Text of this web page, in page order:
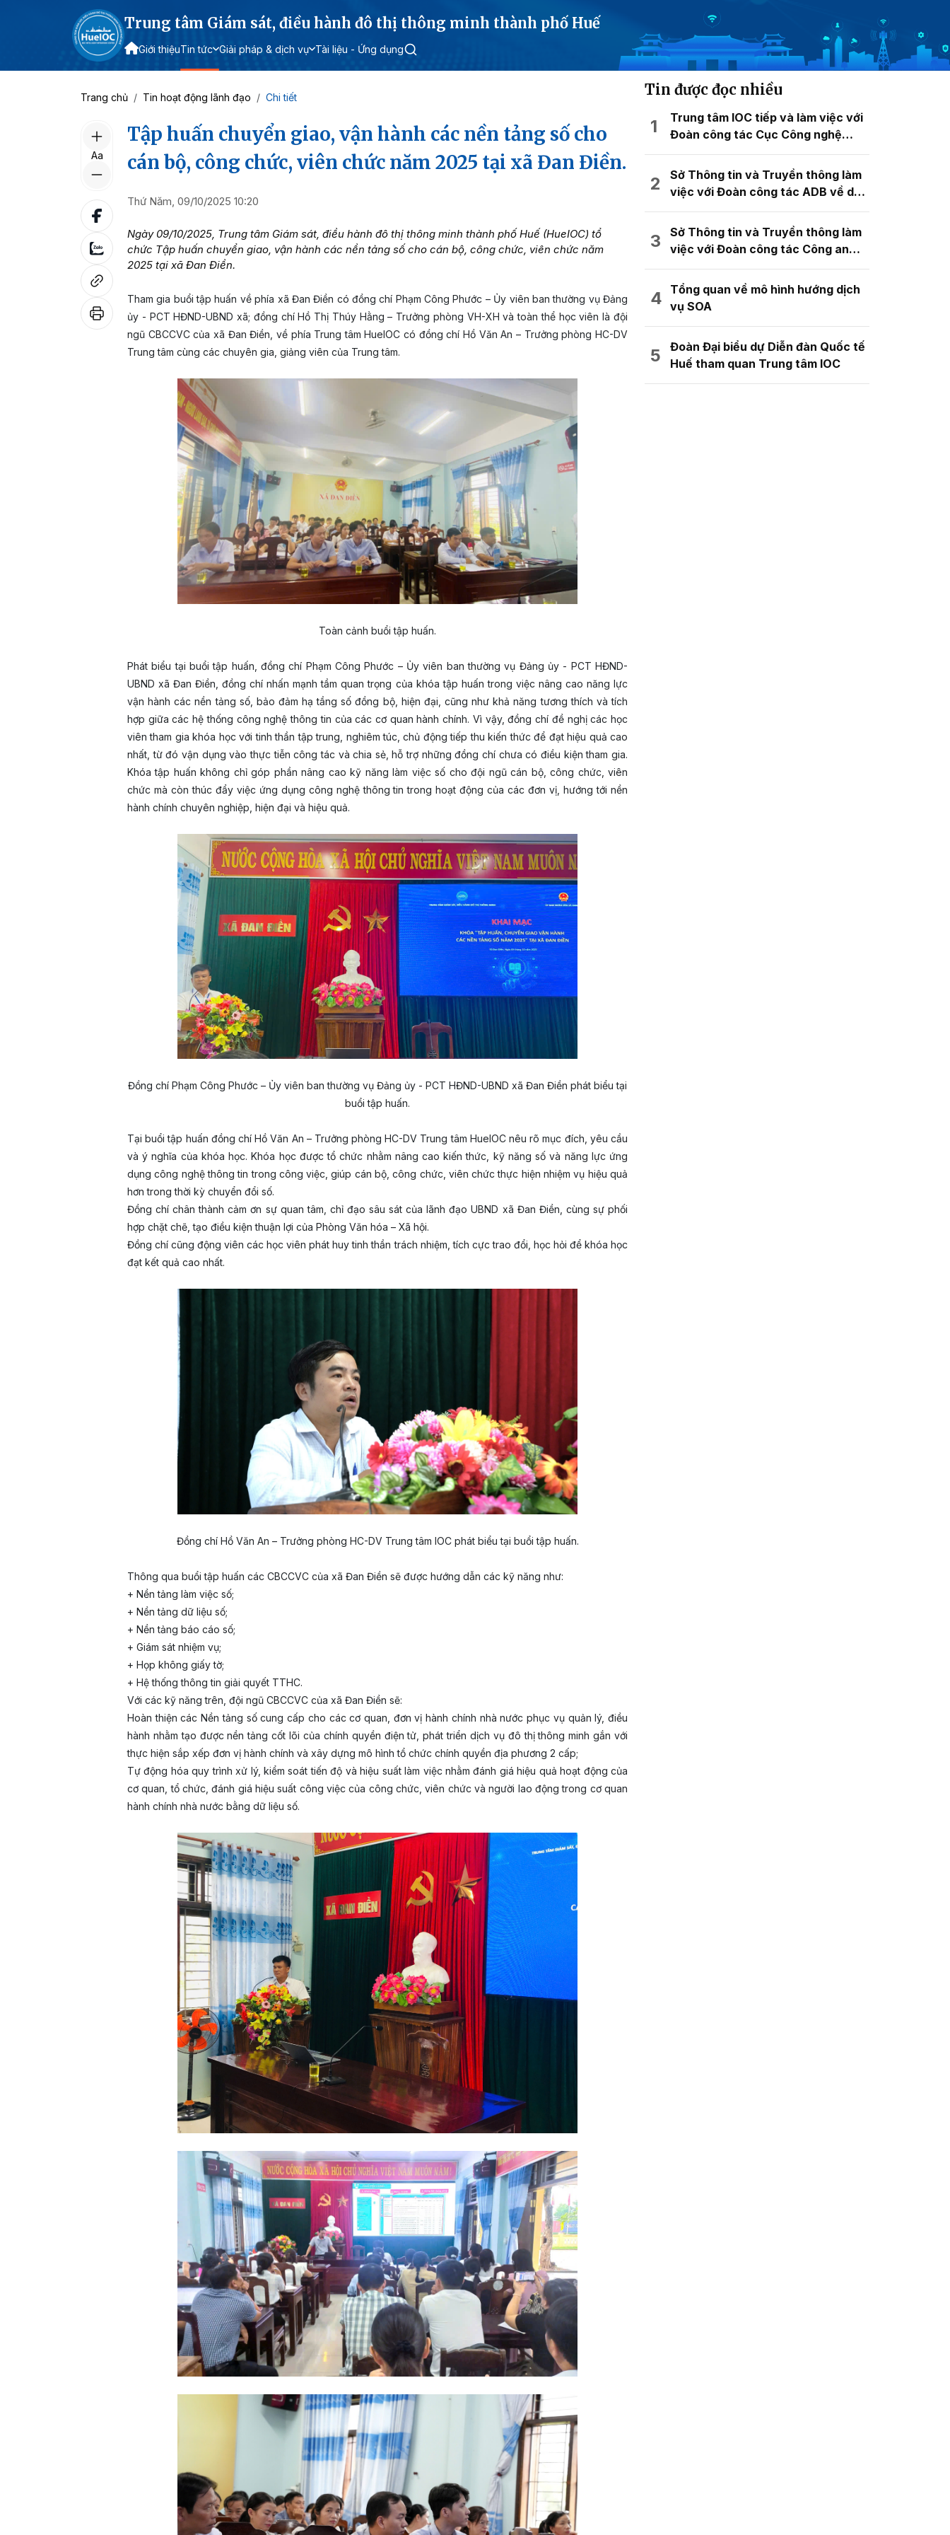
Trung tâm Giám sát, điều hành đô thị thông minh thành phố Huế
Giới thiệuTin tức Giải pháp & dịch vụ Tài liệu - Ứng dụng
Trang chủ Tin hoạt động lãnh đạo Chi tiết
Aa
Tập huấn chuyển giao, vận hành các nền tảng số cho
cán bộ, công chức, viên chức năm 2025 tại xã Đan Điền.
Thứ Năm, 09/10/2025 10:20
Ngày 09/10/2025, Trung tâm Giám sát, điều hành đô thị thông minh thành phố Huế (HueIOC) tổ
chức Tập huấn chuyển giao, vận hành các nền tảng số cho cán bộ, công chức, viên chức năm
2025 tại xã Đan Điền.
Tham gia buổi tập huấn về phía xã Đan Điền có đồng chí Phạm Công Phước – Ủy viên ban thường vụ Đảng
ủy - PCT HĐND-UBND xã; đồng chí Hồ Thị Thúy Hằng – Trưởng phòng VH-XH và toàn thể học viên là đội
ngũ CBCCVC của xã Đan Điền, về phía Trung tâm HueIOC có đồng chí Hồ Văn An – Trưởng phòng HC-DV
Trung tâm cùng các chuyên gia, giảng viên của Trung tâm.
Toàn cảnh buổi tập huấn.
Phát biểu tại buổi tập huấn, đồng chí Phạm Công Phước – Ủy viên ban thường vụ Đảng ủy - PCT HĐND-
UBND xã Đan Điền, đồng chí nhấn mạnh tầm quan trọng của khóa tập huấn trong việc nâng cao năng lực
vận hành các nền tảng số, bảo đảm hạ tầng số đồng bộ, hiện đại, cũng như khả năng tương thích và tích
hợp giữa các hệ thống công nghệ thông tin của các cơ quan hành chính. Vì vậy, đồng chí đề nghị các học
viên tham gia khóa học với tinh thần tập trung, nghiêm túc, chủ động tiếp thu kiến thức để đạt hiệu quả cao
nhất, từ đó vận dụng vào thực tiễn công tác và chia sẻ, hỗ trợ những đồng chí chưa có điều kiện tham gia.
Khóa tập huấn không chỉ góp phần nâng cao kỹ năng làm việc số cho đội ngũ cán bộ, công chức, viên
chức mà còn thúc đẩy việc ứng dụng công nghệ thông tin trong hoạt động của các đơn vị, hướng tới nền
hành chính chuyên nghiệp, hiện đại và hiệu quả.
Đồng chí Phạm Công Phước – Ủy viên ban thường vụ Đảng ủy - PCT HĐND-UBND xã Đan Điền phát biểu tại
buổi tập huấn.
Tại buổi tập huấn đồng chí Hồ Văn An – Trưởng phòng HC-DV Trung tâm HueIOC nêu rõ mục đích, yêu cầu
và ý nghĩa của khóa học. Khóa học được tổ chức nhằm nâng cao kiến thức, kỹ năng số và năng lực ứng
dụng công nghệ thông tin trong công việc, giúp cán bộ, công chức, viên chức thực hiện nhiệm vụ hiệu quả
hơn trong thời kỳ chuyển đổi số.
Đồng chí chân thành cảm ơn sự quan tâm, chỉ đạo sâu sát của lãnh đạo UBND xã Đan Điền, cùng sự phối
hợp chặt chẽ, tạo điều kiện thuận lợi của Phòng Văn hóa – Xã hội.
Đồng chí cũng động viên các học viên phát huy tinh thần trách nhiệm, tích cực trao đổi, học hỏi để khóa học
đạt kết quả cao nhất.
Đồng chí Hồ Văn An – Trưởng phòng HC-DV Trung tâm IOC phát biểu tại buổi tập huấn.
Thông qua buổi tập huấn các CBCCVC của xã Đan Điền sẽ được hướng dẫn các kỹ năng như:
+ Nền tảng làm việc số;
+ Nền tảng dữ liệu số;
+ Nền tảng báo cáo số;
+ Giám sát nhiệm vụ;
+ Họp không giấy tờ;
+ Hệ thống thông tin giải quyết TTHC.
Với các kỹ năng trên, đội ngũ CBCCVC của xã Đan Điền sẽ:
Hoàn thiện các Nền tảng số cung cấp cho các cơ quan, đơn vị hành chính nhà nước phục vụ quản lý, điều
hành nhằm tạo được nền tảng cốt lõi của chính quyền điện tử, phát triển dịch vụ đô thị thông minh gắn với
thực hiện sắp xếp đơn vị hành chính và xây dựng mô hình tổ chức chính quyền địa phương 2 cấp;
Tự động hóa quy trình xử lý, kiểm soát tiến độ và hiệu suất làm việc nhằm đánh giá hiệu quả hoạt động của
cơ quan, tổ chức, đánh giá hiệu suất công việc của công chức, viên chức và người lao động trong cơ quan
hành chính nhà nước bằng dữ liệu số.
Tin được đọc nhiều
Trung tâm IOC tiếp và làm việc với
Đoàn công tác Cục Công nghệ
thông tin, Bộ Tư pháp đến tham
quan và trao đổi kinh nghiệm về mô
hình chuyển đổi số
Sở Thông tin và Truyền thông làm
việc với Đoàn công tác ADB về dự
án hỗ trợ kỹ thuật “Mô hình đô thị
kỹ thuật số thông minh cho quy
hoạch không gian đô thị”
Sở Thông tin và Truyền thông làm
việc với Đoàn công tác Công an
thành phố Hải Phòng
Tổng quan về mô hình hướng dịch
vụ SOA
Đoàn Đại biểu dự Diễn đàn Quốc tế
Huế tham quan Trung tâm IOC